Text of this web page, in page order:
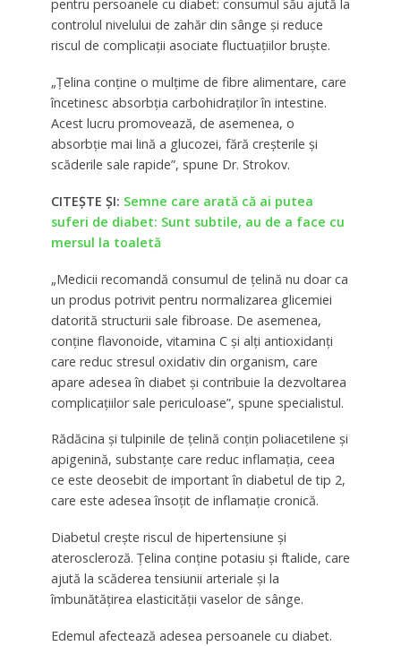
pentru persoanele cu diabet: consumul său ajută la
controlul nivelului de zahăr din sânge și reduce
riscul de complicații asociate fluctuațiilor bruște.
„Țelina conține o mulțime de fibre alimentare, care
încetinesc absorbția carbohidraților în intestine.
Acest lucru promovează, de asemenea, o
absorbție mai lină a glucozei, fără creșterile și
scăderile sale rapide”, spune Dr. Strokov.
CITEȘTE ȘI: Semne care arată că ai putea
suferi de diabet: Sunt subtile, au de a face cu
mersul la toaletă
„Medicii recomandă consumul de țelină nu doar ca
un produs potrivit pentru normalizarea glicemiei
datorită structurii sale fibroase. De asemenea,
conține flavonoide, vitamina C și alți antioxidanți
care reduc stresul oxidativ din organism, care
apare adesea în diabet și contribuie la dezvoltarea
complicațiilor sale periculoase”, spune specialistul.
Rădăcina și tulpinile de țelină conțin poliacetilene și
apigenină, substanțe care reduc inflamația, ceea
ce este deosebit de important în diabetul de tip 2,
care este adesea însoțit de inflamație cronică.
Diabetul crește riscul de hipertensiune și
ateroscleroză. Țelina conține potasiu și ftalide, care
ajută la scăderea tensiunii arteriale și la
îmbunătățirea elasticității vaselor de sânge.
Edemul afectează adesea persoanele cu diabet.